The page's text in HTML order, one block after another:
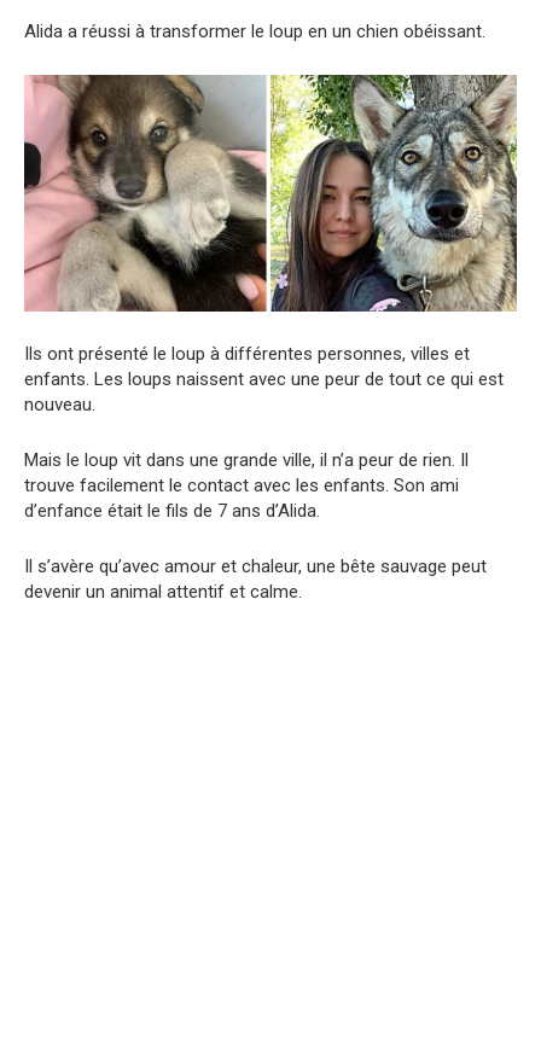
Alida a réussi à transformer le loup en un chien obéissant.
Ils ont présenté le loup à différentes personnes, villes et
enfants. Les loups naissent avec une peur de tout ce qui est
nouveau.
Mais le loup vit dans une grande ville, il n’a peur de rien. Il
trouve facilement le contact avec les enfants. Son ami
d’enfance était le fils de 7 ans d’Alida.
Il s’avère qu’avec amour et chaleur, une bête sauvage peut
devenir un animal attentif et calme.